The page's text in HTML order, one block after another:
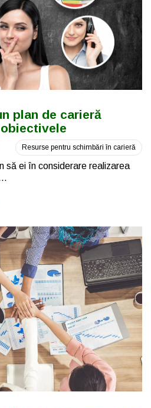
plan de carieră
Resurse pentru schimbări în carieră
să ei în considerare realizarea